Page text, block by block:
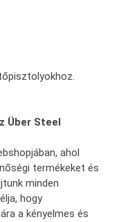
Über Steel
ahol
termékeket és
minden
hogy
a kényelmes és